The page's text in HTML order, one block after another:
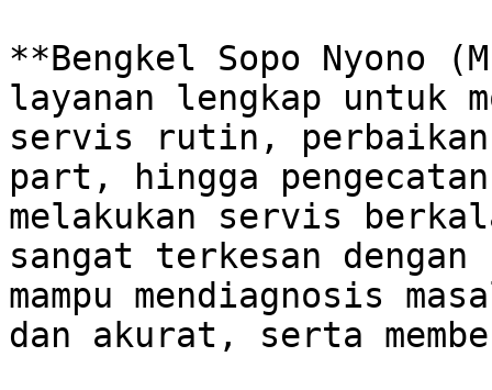
**Bengkel Sopo Nyono
layanan lengkap untuk
servis rutin, perbaikan
part, hingga
melakukan servis
sangat terkesan dengan
mampu mendiagnosis
dan akurat, serta